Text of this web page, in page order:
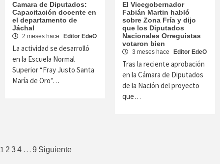
Camara de Diputados:
Capacitación docente en
el departamento de
Jáchal
2 meses hace Editor EdeO
La actividad se desarrolló
en la Escuela Normal
Superior “Fray Justo Santa
María de Oro”…
El Vicegobernador
Fabián Martin habló
sobre Zona Fría y dijo
que los Diputados
Nacionales Orreguistas
votaron bien
3 meses hace Editor EdeO
Tras la reciente aprobación
en la Cámara de Diputados
de la Nación del proyecto
que…
Paginación
1 2 34 … 9 Siguiente